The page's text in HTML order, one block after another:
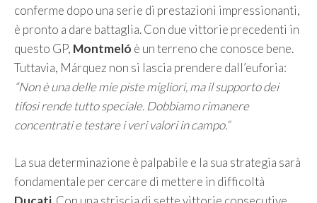
conferme dopo una serie di prestazioni impressionanti,
è pronto a dare battaglia. Con due vittorie precedenti in
questo GP, Montmeló è un terreno che conosce bene.
Tuttavia, Márquez non si lascia prendere dall’euforia:
“Non è una delle mie piste migliori, ma il supporto dei
tifosi rende tutto speciale. Dobbiamo rimanere
concentrati e testare i veri valori in campo.”
La sua determinazione è palpabile e la sua strategia sarà
fondamentale per cercare di mettere in difficoltà